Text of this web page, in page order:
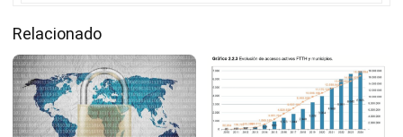
Relacionado